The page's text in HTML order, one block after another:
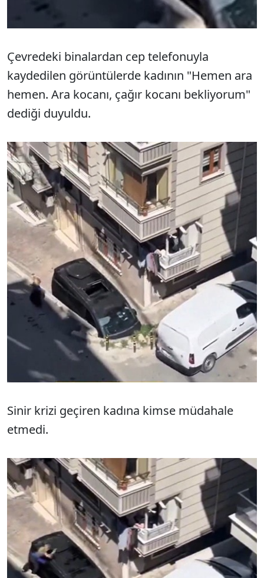
Çevredeki binalardan cep telefonuyla
kaydedilen görüntülerde kadının "Hemen ara
hemen. Ara kocanı, çağır kocanı bekliyorum"
dediği duyuldu.
Sinir krizi geçiren kadına kimse müdahale
etmedi.